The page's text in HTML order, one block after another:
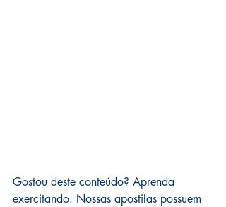
Gostou deste conteúdo? Aprenda
exercitando. Nossas apostilas possuem